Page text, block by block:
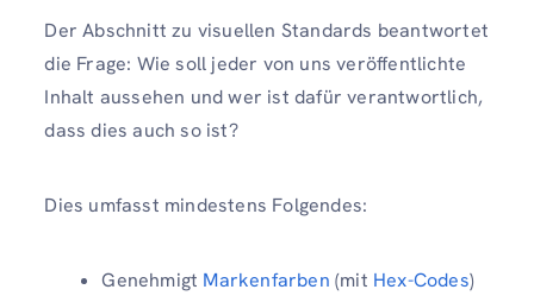
Der Abschnitt zu visuellen Standards beantwortet
die Frage: Wie soll jeder von uns veröffentlichte
Inhalt aussehen und wer ist dafür verantwortlich,
dass dies auch so ist?
Dies umfasst mindestens Folgendes:
Genehmigt Markenfarben (mit Hex-Codes)